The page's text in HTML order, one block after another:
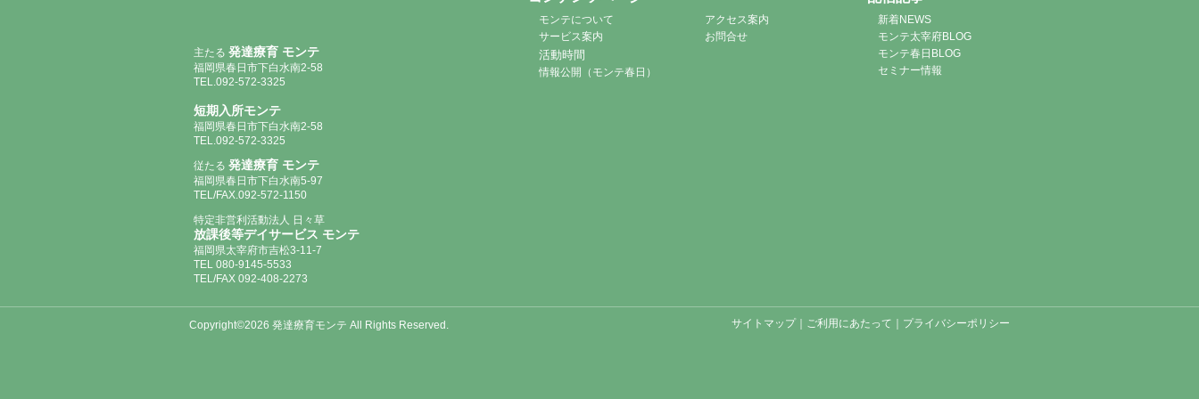
主たる 発達療育 モンテ
福岡県春日市下白水南2-58
TEL.092-572-3325
短期入所モンテ
福岡県春日市下白水南2-58
TEL.092-572-3325
従たる 発達療育 モンテ
福岡県春日市下白水南5-97
TEL/FAX.092-572-1150
特定非営利活動法人 日々草
放課後等デイサービス モンテ
福岡県太宰府市吉松3-11-7
TEL 080-9145-5533
TEL/FAX 092-408-2273
モンテについて
サービス案内
活動時間
情報公開（モンテ春日）
アクセス案内
お問合せ
新着NEWS
モンテ太宰府BLOG
モンテ春日BLOG
セミナー情報
Copyright©2026 発達療育モンテ All Rights Reserved. サイトマップ｜ ご利用にあたって プライバシーポリシー